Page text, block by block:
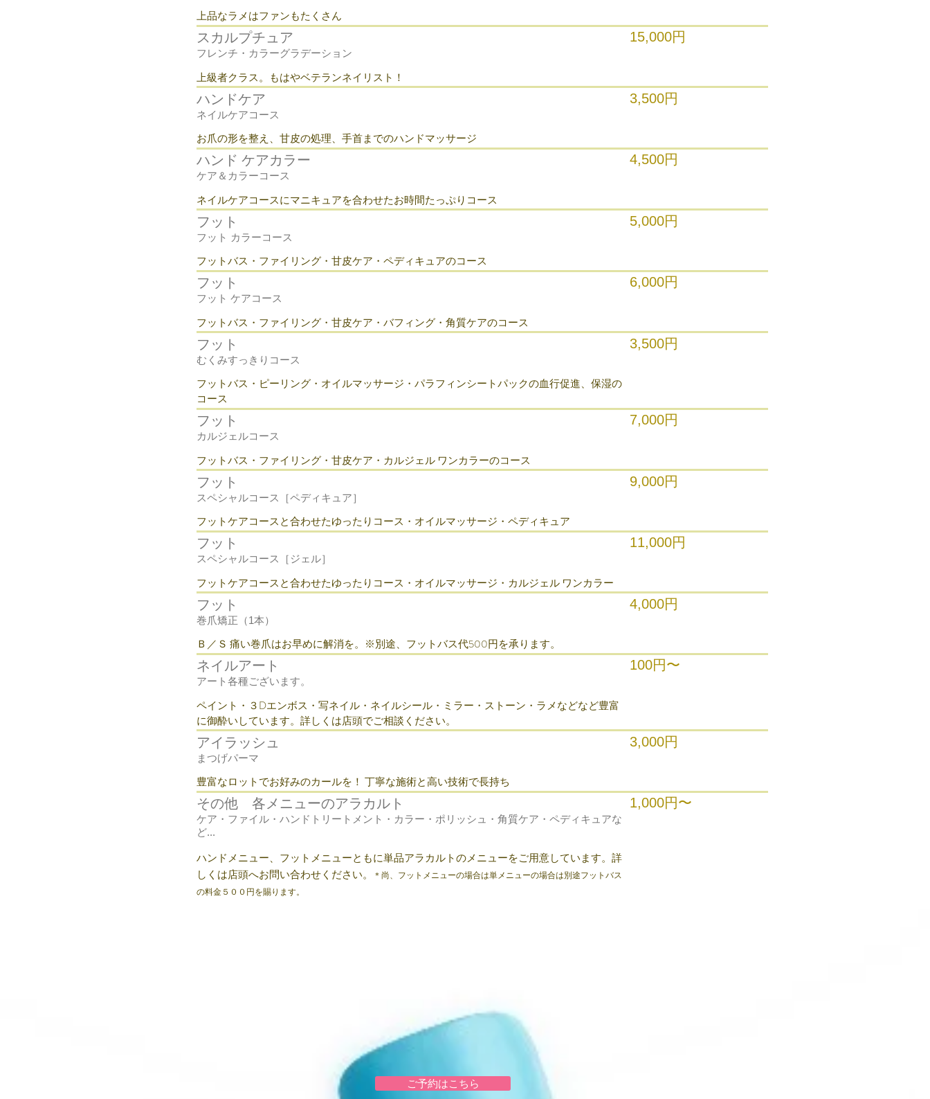
​上品なラメはファンもたくさん
スカルプチュア
フレンチ・カラーグラデーション
​上級者クラス。もはやベテランネイリスト！
15,000円
ハンドケア
ネイルケアコース
​お爪の形を整え、甘皮の処理、手首までのハンドマッサージ
3,500円
ハンド ケアカラー
ケア＆カラーコース
​ネイルケアコースにマニキュアを合わせたお時間たっぷりコース
4,500円
フット
フット カラーコース
フットバス・ファイリング・甘皮ケア・ペディキュアのコース
5,000円
フット
フット ケアコース
フットバス・ファイリング・甘皮ケア・バフィング・角質ケアのコース
6,000円
フット
むくみすっきりコース
フットバス・ピーリング・オイルマッサージ・パラフィンシートパックの血行促進、保湿の
コース
3,500円
フット
カルジェルコース
フットバス・ファイリング・甘皮ケア・カルジェル ワンカラーのコース
7,000円
フット
スペシャルコース［ペディキュア］
フットケアコースと合わせたゆったりコース・オイルマッサージ・ペディキュア
9,000円
フット
スペシャルコース［ジェル］
フットケアコースと合わせたゆったりコース・オイルマッサージ・カルジェル ワンカラー
11,000円
フット
巻爪矯正（1本）
Ｂ／Ｓ 痛い巻爪はお早めに解消を。※別途、フットバス代500円を承ります。
4,000円
ネイルアート
アート各種ございます。
​ペイント・３Dエンボス・写ネイル・ネイルシール・ミラー・ストーン・ラメなどなど豊富
に御酔いしています。詳しくは店頭でご相談ください。
100円〜
アイラッシュ
まつげパーマ
​豊富なロットでお好みのカールを！ 丁寧な施術と高い技術で長持ち
3,000円
その他 各メニューのアラカルト
ケア・ファイル・ハンドトリートメント・カラー・ポリッシュ・角質ケア・ペディキュアな
ど...
ハンドメニュー、フットメニューともに単品アラカルトのメニューをご用意しています。詳
しくは店頭へお問い合わせください。
＊尚、フットメニューの場合は単メニューの場合は別途フットバス
の料金５００円を賜ります。
1,000円〜
ご予約はこちら